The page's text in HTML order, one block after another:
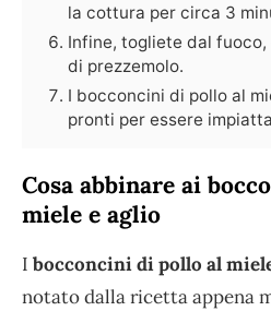
la cottura per circa 3
Infine, togliete dal
di prezzemolo.
I bocconcini di pollo al
pronti per essere
Cosa abbinare ai
miele e aglio
I bocconcini di pollo al
notato dalla ricetta appena